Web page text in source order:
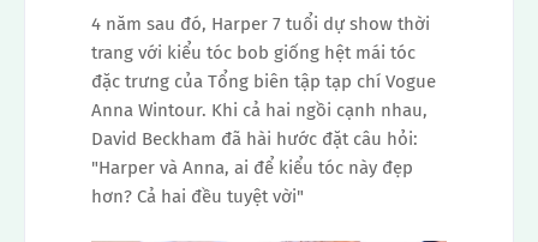
4 năm sau đó, Harper 7 tuổi dự show thời
trang với kiểu tóc bob giống hệt mái tóc
đặc trưng của Tổng biên tập tạp chí Vogue
Anna Wintour. Khi cả hai ngồi cạnh nhau,
David Beckham đã hài hước đặt câu hỏi:
"Harper và Anna, ai để kiểu tóc này đẹp
hơn? Cả hai đều tuyệt vời"